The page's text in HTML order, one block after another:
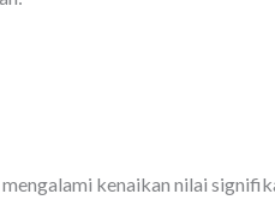
kenaikan nilai